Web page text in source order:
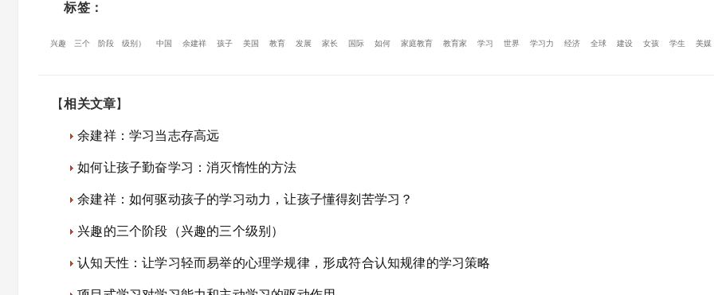
标签：
兴趣 三个 阶段 级别） 中国 余建祥 孩子 美国 教育 发展 家长 国际 如何 家庭教育 教育家 学习 世界 学习力 经济 全球 建设 女孩 学生 美媒
【相关文章】
余建祥：学习当志存高远
如何让孩子勤奋学习：消灭惰性的方法
余建祥：如何驱动孩子的学习动力，让孩子懂得刻苦学习？
兴趣的三个阶段（兴趣的三个级别）
认知天性：让学习轻而易举的心理学规律，形成符合认知规律的学习策略